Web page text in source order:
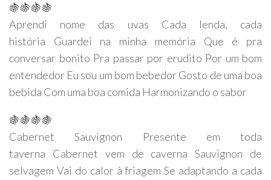
🍇🍇🍇🍇
Aprendi nome das uvas Cada lenda, cada
história Guardei na minha memória Que é pra
conversar bonito Pra passar por erudito Por um bom
entendedor Eu sou um bom bebedor Gosto de uma boa
bebida Com uma boa comida Harmonizando o sabor
🍇🍇🍇🍇
Cabernet Sauvignon Presente em toda
taverna Cabernet vem de caverna Sauvignon de
selvagem Vai do calor à friagem Se adaptando a cada